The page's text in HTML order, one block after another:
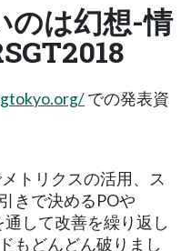
のは幻想-情
での発表資
トリクスの活用、ス
きで決めるPOや
して改善を繰り返し
もどんどん破りまし